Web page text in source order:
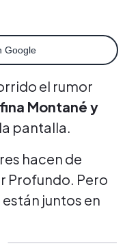
Google
el rumor
Montané y
pantalla.
hacen de
Profundo. Pero
juntos en